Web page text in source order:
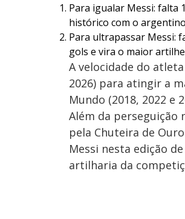
Para igualar Messi: falta
histórico com o
Para ultrapassar Messi:
gols e vira o maior
A velocidade do
2026) para atingir a
Mundo (2018, 2022 e
Além da
pela Chuteira de
Messi nesta edição
artilharia da